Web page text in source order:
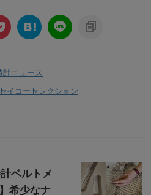
計ニュース
セイコーセレクション
ベルトメ
希少なナ